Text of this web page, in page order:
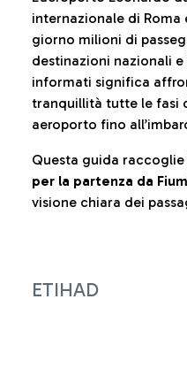
internazionale di
giorno milioni di
destinazioni nazionali
informati significa
tranquillità tutte le fasi
aeroporto fino
Questa guida
per la partenza da
visione chiara dei
ETIHAD